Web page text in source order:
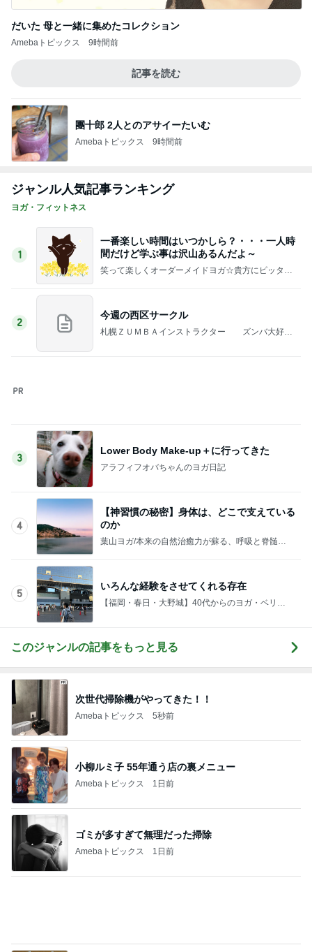
だいた 母と一緒に集めたコレクション
Amebaトピックス 9時間前
記事を読む
團十郎 2人とのアサイーたいむ
Amebaトピックス 9時間前
ジャンル人気記事ランキング
ヨガ・フィットネス
1
一番楽しい時間はいつかしら？・・・一人時
間だけど学ぶ事は沢山あるんだよ～
笑って楽しくオーダーメイドヨガ☆貴方にピッタリ
2
今週の西区サークル
札幌ＺＵＭＢＡインストラクター ズンバ大好
3
Lower Body Make-up＋に行ってきた
アラフィフオバちゃんのヨガ日記
4
【神習慣の秘密】身体は、どこで支えている
のか
葉山ヨガ/本来の自然治癒力が蘇る、呼吸と脊髄の
5
いろんな経験をさせてくれる存在
【福岡・春日・大野城】40代からのヨガ・ベリー
このジャンルの記事をもっと見る
次世代掃除機がやってきた！！
Amebaトピックス 5秒前
小柳ルミ子 55年通う店の裏メニュー
Amebaトピックス 1日前
ゴミが多すぎて無理だった掃除
Amebaトピックス 1日前